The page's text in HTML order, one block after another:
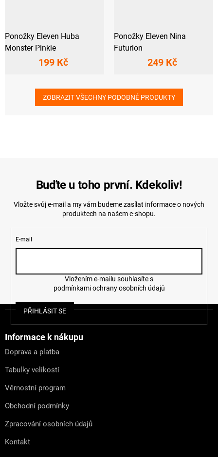
Ponožky Eleven Huba
Monster Pinkie
199 Kč
Ponožky Eleven Nina
Futurion
249 Kč
ZOBRAZIT VŠECHNY PODOBNÉ PRODUKTY
Buďte u toho první. Kdekoliv!
Vložte svůj e-mail a my vám budeme zasílat informace o nových
produktech na našem e-shopu.
E-mail
podmínkami ochrany osobních údajů
PŘIHLÁSIT SE
Informace k nákupu
Doprava a platba
Tabulky velikostí
Věrnostní program
Obchodní podmínky
Zpracování osobních údajů
Kontakt